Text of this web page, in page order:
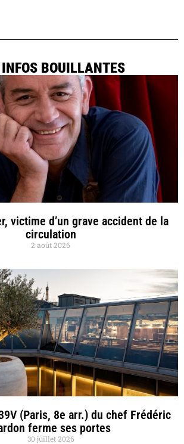
BOUILLANTES
victime d’un grave accident de la
circulation
2 août 2026
(Paris, 8e arr.) du chef Frédéric
ferme ses portes
30 juillet 2026